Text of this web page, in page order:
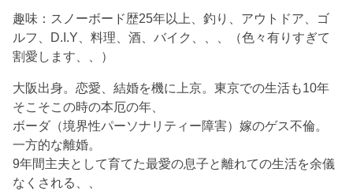
趣味：スノーボード歴25年以上、釣り、アウトドア、ゴ
ルフ、D.I.Y、料理、酒、バイク、、、（色々有りすぎて
割愛します、、）
大阪出身。恋愛、結婚を機に上京。東京での生活も10年
そこそこの時の本厄の年、
ボーダ（境界性パーソナリティー障害）嫁のゲス不倫。
一方的な離婚。
9年間主夫として育てた最愛の息子と離れての生活を余儀
なくされる、、